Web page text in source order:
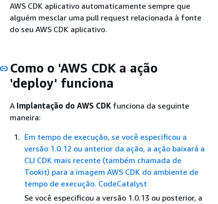
AWS CDK aplicativo automaticamente sempre que
alguém mesclar uma pull request relacionada à fonte
do seu AWS CDK aplicativo.
Como o 'AWS CDK a ação
'deploy' funciona
A Implantação do AWS CDK funciona da seguinte
maneira:
Em tempo de execução, se você especificou a
versão 1.0.12 ou anterior da ação, a ação baixará a
CLI CDK mais recente (também chamada de
Tookit) para a imagem AWS CDK do ambiente de
tempo de execução. CodeCatalyst
Se você especificou a versão 1.0.13 ou posterior, a